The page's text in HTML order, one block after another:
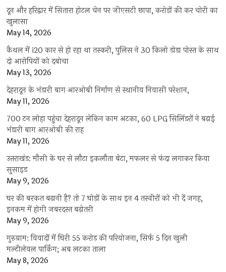
दून और हरिद्वार में सितारा होटल चेन पर जीएसटी छापा, करोड़ों की कर चोरी का
खुलासा
May 14, 2026
कैथल में i20 कार से हो रहा था तस्करी, पुलिस ने 30 किलो डोडा पोस्त के साथ
दो आरोपियों को दबोचा
May 13, 2026
देहरादून के भंडारी बाग आरओबी निर्माण से स्थानीय निवासी परेशान,
May 11, 2026
700 टन लोहा पहुंचा देहरादून लेकिन काम अटका, 60 LPG सिलिंडरों ने बढ़ाई
भंडारी बाग आरओबी की राह
May 11, 2026
उत्तराखंड: मौसी के घर से लौटा इकलौता बेटा, मफलर से फंदा लगाकर किया
सुसाइड
May 9, 2026
घर की बरकत बढ़ानी है? तो 7 घोड़ों के साथ इन 4 तस्वीरों को भी दें जगह,
इनकम में होगी जबरदस्त बढ़ोतरी
May 9, 2026
गुरुग्राम: विवादों में घिरी 55 करोड़ की परियोजना, सिर्फ 5 दिन खुली
मल्टीलेवल पार्किंग; अब लटका ताला
May 8, 2026